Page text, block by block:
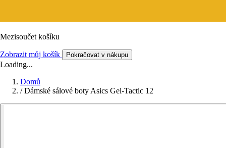
Mezisoučet košíku
Zobrazit můj košík Pokračovat v nákupu
Loading...
Domů
/ Dámské sálové boty Asics Gel-Tactic 12